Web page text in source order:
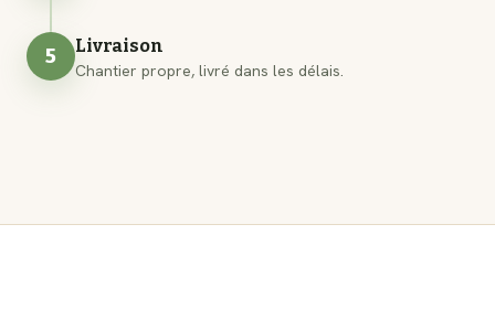
5 Livraison
Chantier propre, livré dans les délais.